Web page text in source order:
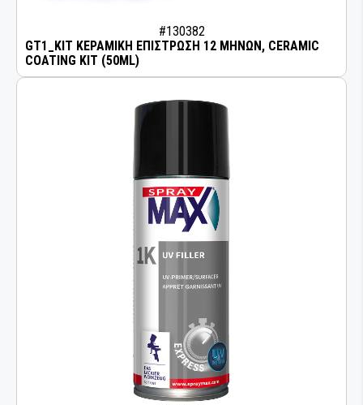
#130382
GT1_KIT ΚΕΡΑΜΙΚΗ ΕΠΙΣΤΡΩΣΗ 12 ΜΗΝΩΝ, CERAMIC
COATING KIT (50ML)